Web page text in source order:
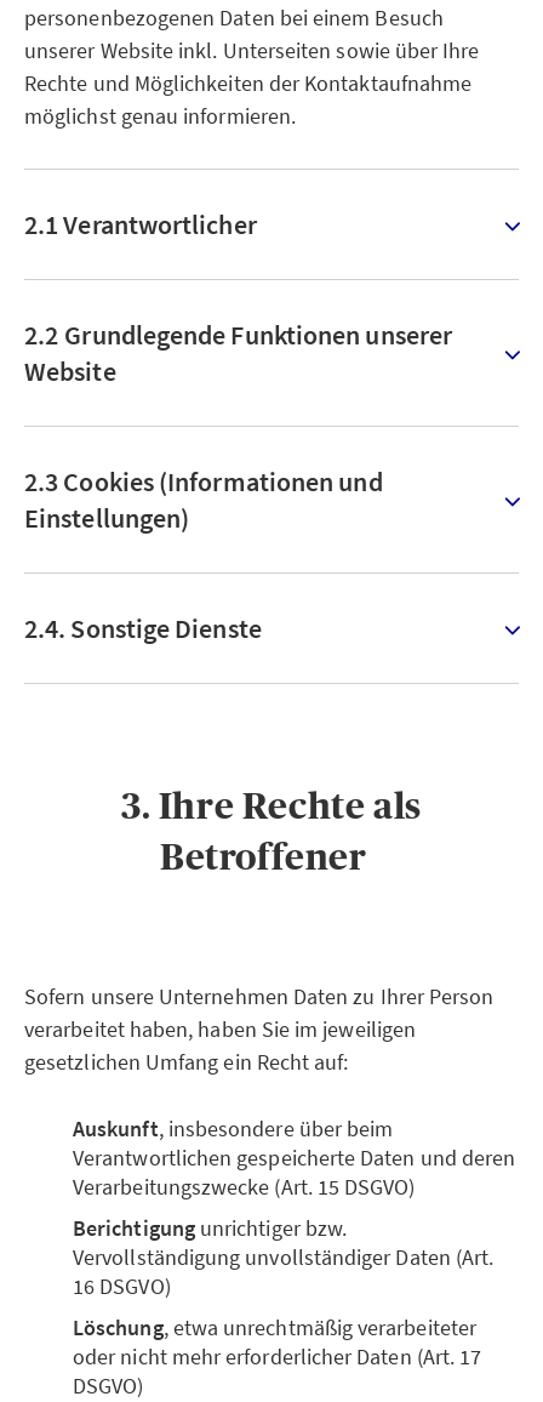
personenbezogenen Daten bei einem Besuch
unserer Website inkl. Unterseiten sowie über Ihre
Rechte und Möglichkeiten der Kontaktaufnahme
möglichst genau informieren.
2.1 Verantwortlicher
2.2 Grundlegende Funktionen unserer
Website
2.3 Cookies (Informationen und
Einstellungen)
2.4. Sonstige Dienste
3. Ihre Rechte als
Betroffener
Sofern unsere Unternehmen Daten zu Ihrer Person
verarbeitet haben, haben Sie im jeweiligen
gesetzlichen Umfang ein Recht auf:
Auskunft, insbesondere über beim
Verantwortlichen gespeicherte Daten und deren
Verarbeitungszwecke (Art. 15 DSGVO)
Berichtigungunrichtiger bzw.
Vervollständigung unvollständiger Daten (Art.
16 DSGVO)
Löschung, etwa unrechtmäßig verarbeiteter
oder nicht mehr erforderlicher Daten (Art. 17
DSGVO)